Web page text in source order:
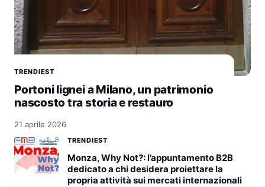
TRENDIEST
Portoni lignei a Milano, un patrimonio
nascosto tra storia e restauro
21 aprile 2026
TRENDIEST
Monza, Why Not?: l’appuntamento B2B
dedicato a chi desidera proiettare la
propria attività sui mercati internazionali